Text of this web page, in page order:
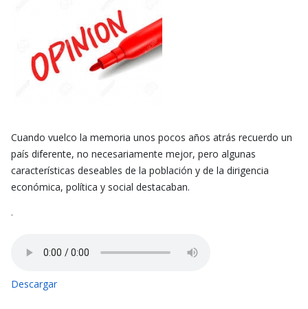
Cuando vuelco la memoria unos pocos años atrás recuerdo un
país diferente, no necesariamente mejor, pero algunas
características deseables de la población y de la dirigencia
económica, política y social destacaban.
-
Descargar